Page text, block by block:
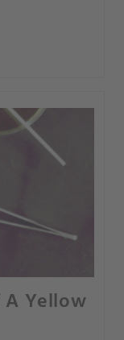
Yellow